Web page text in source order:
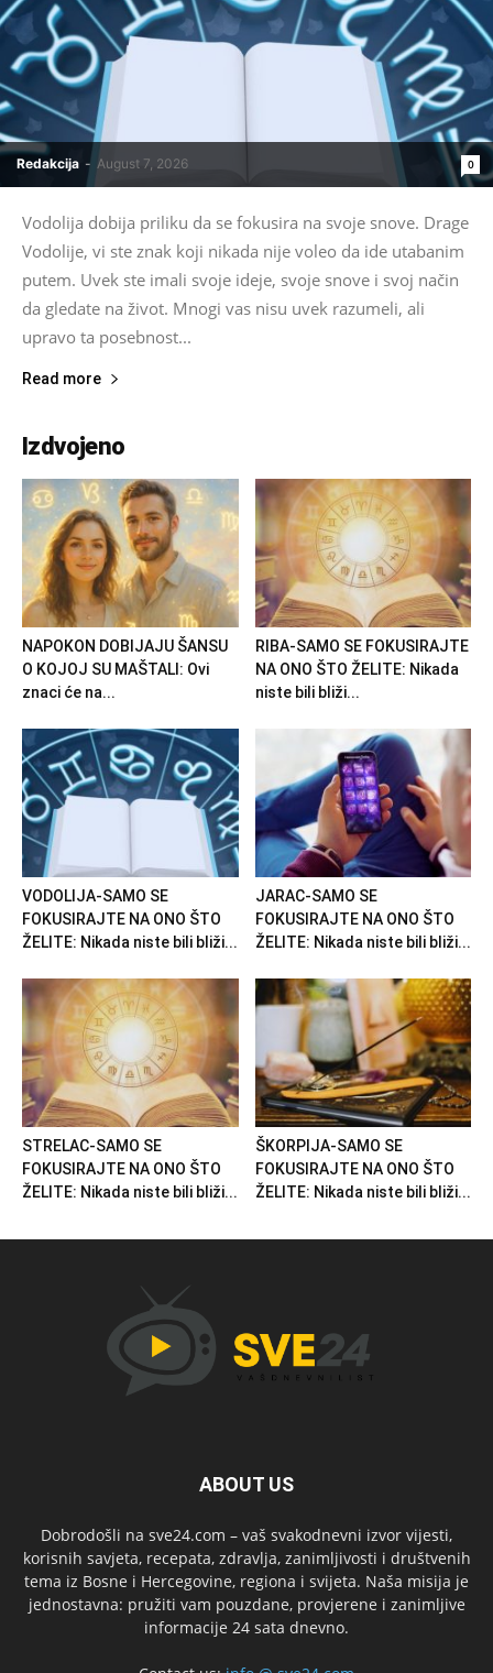
Redakcija - August 7, 2026 0
Vodolija dobija priliku da se fokusira na svoje snove. Drage
Vodolije, vi ste znak koji nikada nije voleo da ide utabanim
putem. Uvek ste imali svoje ideje, svoje snove i svoj način
da gledate na život. Mnogi vas nisu uvek razumeli, ali
upravo ta posebnost...
Read more
Izdvojeno
NAPOKON DOBIJAJU ŠANSU
O KOJOJ SU MAŠTALI: Ovi
znaci će na...
RIBA-SAMO SE FOKUSIRAJTE
NA ONO ŠTO ŽELITE: Nikada
niste bili bliži...
VODOLIJA-SAMO SE
FOKUSIRAJTE NA ONO ŠTO
ŽELITE: Nikada niste bili bliži...
JARAC-SAMO SE
FOKUSIRAJTE NA ONO ŠTO
ŽELITE: Nikada niste bili bliži...
STRELAC-SAMO SE
FOKUSIRAJTE NA ONO ŠTO
ŽELITE: Nikada niste bili bliži...
ŠKORPIJA-SAMO SE
FOKUSIRAJTE NA ONO ŠTO
ŽELITE: Nikada niste bili bliži...
ABOUT US
Dobrodošli na sve24.com – vaš svakodnevni izvor vijesti,
korisnih savjeta, recepata, zdravlja, zanimljivosti i društvenih
tema iz Bosne i Hercegovine, regiona i svijeta. Naša misija je
jednostavna: pružiti vam pouzdane, provjerene i zanimljive
informacije 24 sata dnevno.